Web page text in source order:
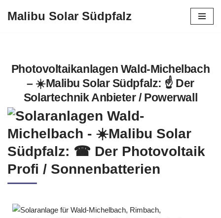
Malibu Solar Südpfalz
Photovoltaikanlagen Wald-Michelbach
– ☀️Malibu Solar Südpfalz: ☝️ Der
Solartechnik Anbieter / Powerwall